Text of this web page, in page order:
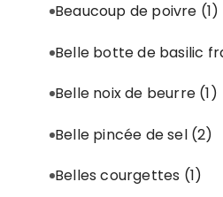
Beaucoup de poivre (1)
Belle botte de basilic
Belle noix de beurre (1)
Belle pincée de sel (2)
Belles courgettes (1)